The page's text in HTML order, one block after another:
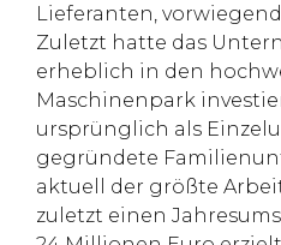
Lieferanten,
Zuletzt hatte das
erheblich in den
Maschinenpark
ursprünglich als
gegründete
aktuell der größte
zuletzt einen